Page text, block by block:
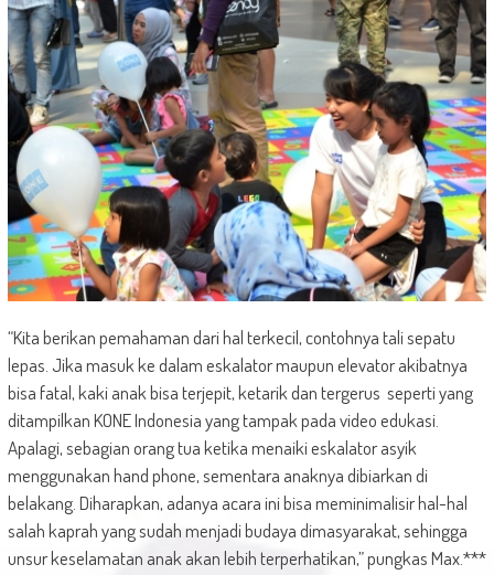
“Kita berikan pemahaman dari hal terkecil, contohnya tali sepatu
lepas. Jika masuk ke dalam eskalator maupun elevator akibatnya
bisa fatal, kaki anak bisa terjepit, ketarik dan tergerus seperti yang
ditampilkan KONE Indonesia yang tampak pada video edukasi.
Apalagi, sebagian orang tua ketika menaiki eskalator asyik
menggunakan hand phone, sementara anaknya dibiarkan di
belakang. Diharapkan, adanya acara ini bisa meminimalisir hal-hal
salah kaprah yang sudah menjadi budaya dimasyarakat, sehingga
unsur keselamatan anak akan lebih terperhatikan,” pungkas Max.***